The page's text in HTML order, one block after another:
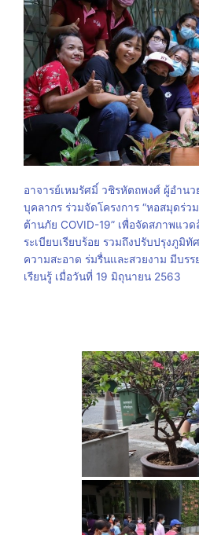
อาจารย์เหมรัศมิ์ วชิรหัตถพงศ์ ผู้อำน
บุคลากร ร่วมจัดโครงการ “หอสมุดร่
ต้านภัย COVID-19” เพื่อจัดสภาพแว
ระเบียบเรียบร้อย รวมถึงปรับปรุงภูมิ
ความสะอาด ร่มรื่นและสวยงาม มีบร
เรียนรู้ เมื่อวันที่ 19 มิถุนายน 2563